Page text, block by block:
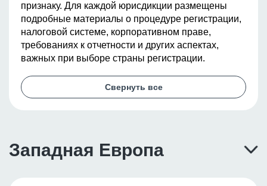
признаку. Для каждой юрисдикции размещены
подробные материалы о процедуре регистрации,
налоговой системе, корпоративном праве,
требованиях к отчетности и других аспектах,
важных при выборе страны регистрации.
Свернуть все
Западная Европа